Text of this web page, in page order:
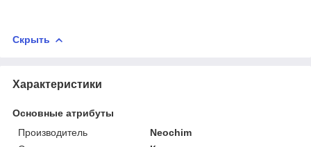
Скрыть
Характеристики
Основные атрибуты
Производитель
Neochim